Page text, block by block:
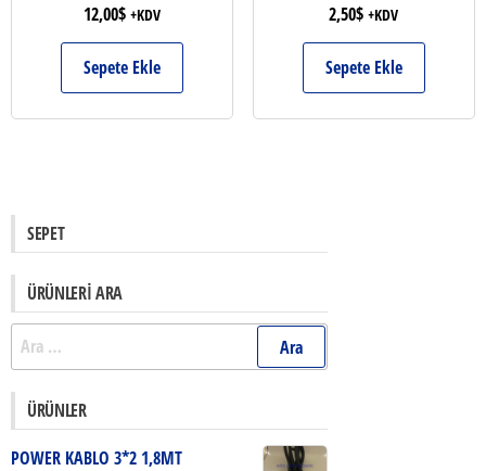
12,00$ +KDV
Sepete Ekle
2,50$ +KDV
Sepete Ekle
SEPET
ÜRÜNLERI ARA
Arama:
ÜRÜNLER
POWER KABLO 3*2 1,8MT